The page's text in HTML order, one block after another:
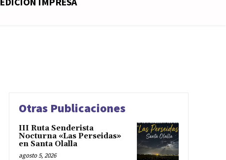
Otras Publicaciones
III Ruta Senderista
Nocturna «Las Perseidas»
en Santa Olalla
agosto 5, 2026